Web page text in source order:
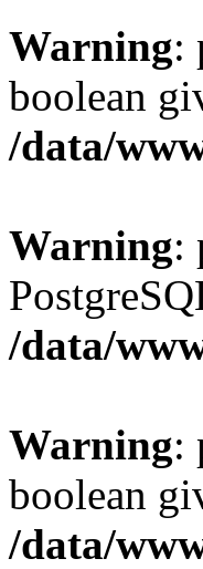
Warning:
boolean
/data/
Warning:
/data/
Warning:
boolean
/data/